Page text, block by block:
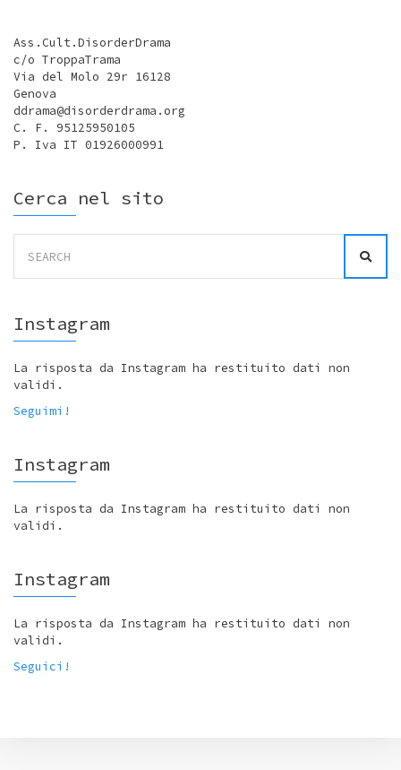
Ass.Cult.DisorderDrama
c/o TroppaTrama
Via del Molo 29r 16128
Genova
ddrama@disorderdrama.org
C. F. 95125950105
P. Iva IT 01926000991
Cerca nel sito
for:
Instagram
La risposta da Instagram ha restituito dati non
validi.
Seguimi!
Instagram
La risposta da Instagram ha restituito dati non
validi.
Instagram
La risposta da Instagram ha restituito dati non
validi.
Seguici!